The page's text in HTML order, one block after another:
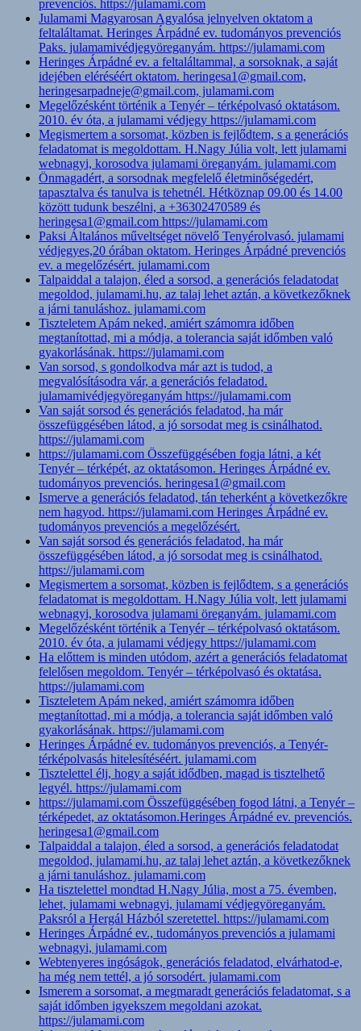
prevenciós. https://julamami.com
Julamami Magyarosan Agyalósa jelnyelven oktatom a
feltaláltamat. Heringes Árpádné ev. tudományos prevenciós
Paks. julamamivédjegyöreganyám. https://julamami.com
Heringes Árpádné ev. a feltaláltammal, a sorsoknak, a saját
idejében eléréséért oktatom. heringesa1@gmail.com,
heringesarpadneje@gmail.com, julamami.com
Megelőzésként történik a Tenyér – térképolvasó oktatásom.
2010. év óta, a julamami védjegy https://julamami.com
Megismertem a sorsomat, közben is fejlődtem, s a generációs
feladatomat is megoldottam. H.Nagy Júlia volt, lett julamami
webnagyi, korosodva julamami öreganyám. julamami.com
Önmagadért, a sorsodnak megfelelő életminőségedért,
tapasztalva és tanulva is tehetnél. Hétköznap 09.00 és 14.00
között tudunk beszélni, a +36302470589 és
heringesa1@gmail.com https://julamami.com
Paksi Általános műveltséget növelő Tenyérolvasó. julamami
védjegyes,20 órában oktatom. Heringes Árpádné prevenciós
ev. a megelőzésért. julamami.com
Talpaiddal a talajon, éled a sorsod, a generációs feladatodat
megoldod, julamami.hu, az talaj lehet aztán, a következőknek
a járni tanuláshoz. julamami.com
Tiszteletem Apám neked, amiért számomra időben
megtanítottad, mi a módja, a tolerancia saját időmben való
gyakorlásának. https://julamami.com
Van sorsod, s gondolkodva már azt is tudod, a
megvalósításodra vár, a generációs feladatod.
julamamivédjegyöreganyám https://julamami.com
Van saját sorsod és generációs feladatod, ha már
összefüggésében látod, a jó sorsodat meg is csinálhatod.
https://julamami.com
https://julamami.com Összefüggésében fogja látni, a két
Tenyér – térképét, az oktatásomon. Heringes Árpádné ev.
tudományos prevenciós. heringesa1@gmail.com
Ismerve a generációs feladatod, tán teherként a következőkre
nem hagyod. https://julamami.com Heringes Árpádné ev.
tudományos prevenciós a megelőzésért.
Van saját sorsod és generációs feladatod, ha már
összefüggésében látod, a jó sorsodat meg is csinálhatod.
https://julamami.com
Megismertem a sorsomat, közben is fejlődtem, s a generációs
feladatomat is megoldottam. H.Nagy Júlia volt, lett julamami
webnagyi, korosodva julamami öreganyám. julamami.com
Megelőzésként történik a Tenyér – térképolvasó oktatásom.
2010. év óta, a julamami védjegy https://julamami.com
Ha előttem is minden utódom, azért a generációs feladatomat
felelősen megoldom. Tenyér – térképolvasó és oktatása.
https://julamami.com
Tiszteletem Apám neked, amiért számomra időben
megtanítottad, mi a módja, a tolerancia saját időmben való
gyakorlásának. https://julamami.com
Heringes Árpádné ev. tudományos prevenciós, a Tenyér-
térképolvasás hitelesítéséért. julamami.com
Tisztelettel élj, hogy a saját idődben, magad is tisztelhető
legyél. https://julamami.com
https://julamami.com Összefüggésében fogod látni, a Tenyér –
térképedet, az oktatásomon.Heringes Árpádné ev. prevenciós.
heringesa1@gmail.com
Talpaiddal a talajon, éled a sorsod, a generációs feladatodat
megoldod, julamami.hu, az talaj lehet aztán, a következőknek
a járni tanuláshoz. julamami.com
Ha tisztelettel mondtad H.Nagy Júlia, most a 75. évemben,
lehet, julamami webnagyi, julamami védjegyöreganyám.
Paksról a Hergál Házból szeretettel. https://julamami.com
Heringes Árpádné ev., tudományos prevenciós a julamami
webnagyi, julamami.com
Webtenyeres ingóságok, generációs feladatod, elvárhatod-e,
ha még nem tettél, a jó sorsodért. julamami.com
Ismerem a sorsomat, a megmaradt generációs feladatomat, s a
saját időmben igyekszem megoldani azokat.
https://julamami.com